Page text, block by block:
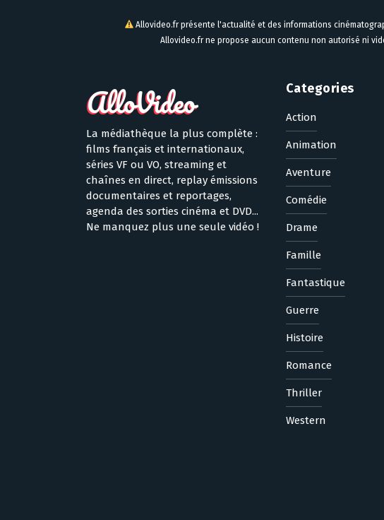
Allovideo.fr présente l'actualité et des informations
Allovideo.fr ne propose aucun contenu non autorisé ni
La médiathèque la plus complète :
films français et internationaux,
séries VF ou VO, streaming et
chaînes en direct, replay émissions
documentaires et reportages,
agenda des sorties cinéma et DVD...
Ne manquez plus une seule vidéo !
Categories
Action
Animation
Aventure
Comédie
Drame
Famille
Fantastique
Guerre
Histoire
Romance
Thriller
Western